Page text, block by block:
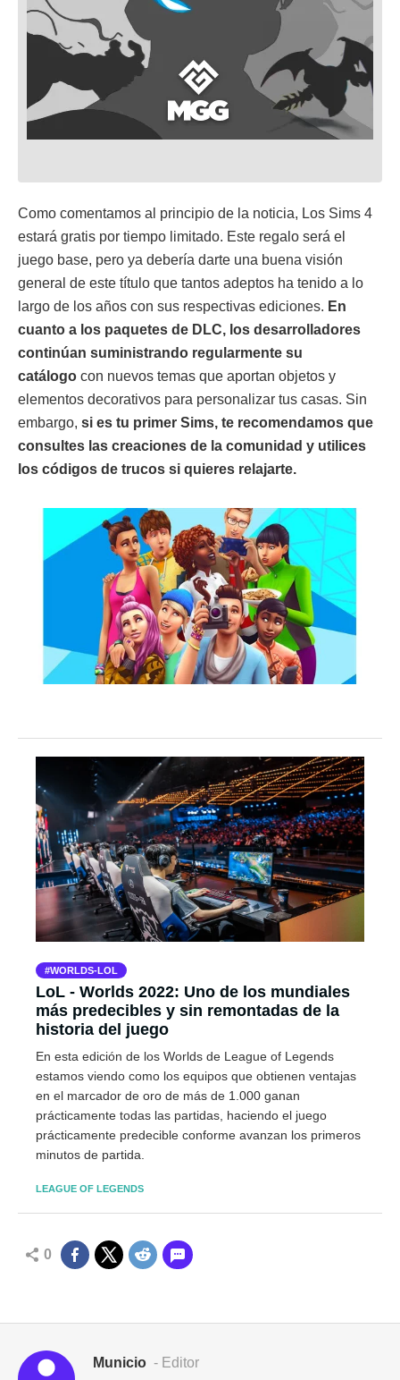
Como comentamos al principio de la noticia, Los Sims 4
estará gratis por tiempo limitado. Este regalo será el
juego base, pero ya debería darte una buena visión
general de este título que tantos adeptos ha tenido a lo
largo de los años con sus respectivas ediciones. En
cuanto a los paquetes de DLC, los desarrolladores
continúan suministrando regularmente su
catálogo con nuevos temas que aportan objetos y
elementos decorativos para personalizar tus casas. Sin
embargo, si es tu primer Sims, te recomendamos que
consultes las creaciones de la comunidad y utilices
los códigos de trucos si quieres relajarte.
WORLDS-LOL
LoL - Worlds 2022: Uno de los mundiales
más predecibles y sin remontadas de la
historia del juego
En esta edición de los Worlds de League of Legends
estamos viendo como los equipos que obtienen ventajas
en el marcador de oro de más de 1.000 ganan
prácticamente todas las partidas, haciendo el juego
prácticamente predecible conforme avanzan los primeros
minutos de partida.
LEAGUE OF LEGENDS
0
Municio - Editor